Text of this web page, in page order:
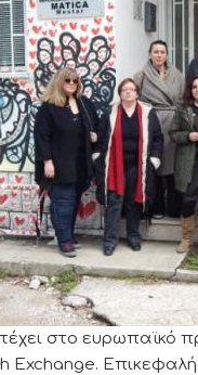
στο ευρωπαϊκό
Exchange.